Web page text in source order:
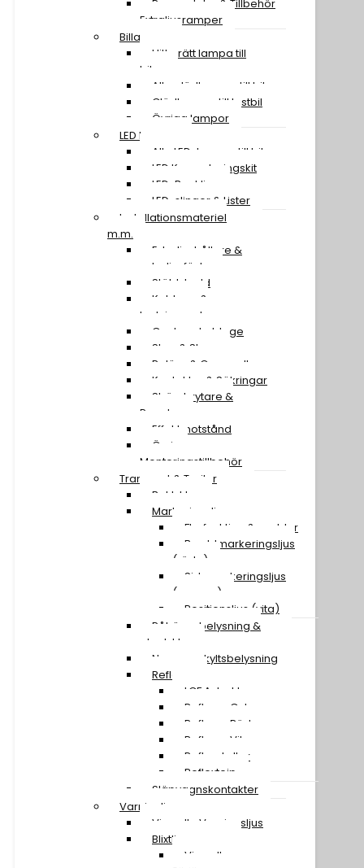
Reservdelar & Tillbehör
Extraljusramper
Billampor
Hitta rätt lampa till
bilen
Alla glödlampor till bil
Glödlampor till lastbil
Övriga lampor
LED Lampor
Alla LED-lampor till bil
LED Konverteringskit
LED-Backljus
LED-slingor & Lister
Installationsmateriel
m.m.
Extraljushållare &
extraljusfäste
Stöldskydd
Kablage &
Ledningssatser
Canbus-kablage
Stag & Skruv
Reläer & Omvandlare
Kontakter & Säkringar
Strömbrytare &
Paneler
Effektmotstånd
Övriga
Monteringstillbehör
Transport & Trailer
Baklyktor
Markeringsljus
Flerfunktion & snablar
Breddmarkeringsljus
(röda)
Sidomarkeringsljus
(orange)
Positionsljus (vita)
Påhängsbelysning &
ploglyktor
Nummerskyltsbelysning
Reflexer
LGF A-traktor
Reflexer Gula
Reflexer Röda
Reflexer Vita
Reflexskyltar
Reflextejp
Släpvagnskontakter
Varningljus
Visa alla Varningsljus
Blixtljusramper
Visa alla